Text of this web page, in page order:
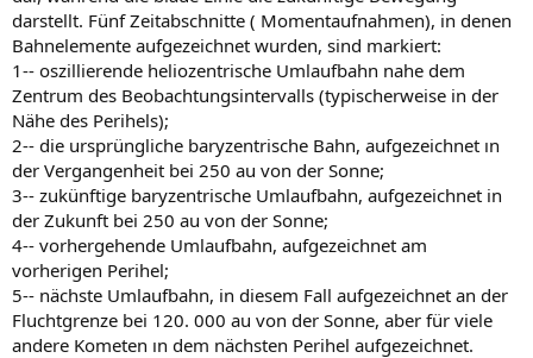
darstellt. Fünf Zeitabschnitte ( Momentaufnahmen), in denen
Bahnelemente aufgezeichnet wurden, sind markiert:
1-- oszillierende heliozentrische Umlaufbahn nahe dem
Zentrum des Beobachtungsintervalls (typischerweise in der
Nähe des Perihels);
2-- die ursprüngliche baryzentrische Bahn, aufgezeichnet ın
der Vergangenheit bei 250 au von der Sonne;
3-- zukünftige baryzentrische Umlaufbahn, aufgezeichnet in
der Zukunft bei 250 au von der Sonne;
4-- vorhergehende Umlaufbahn, aufgezeichnet am
vorherigen Perihel;
5-- nächste Umlaufbahn, in diesem Fall aufgezeichnet an der
Fluchtgrenze bei 120. 000 au von der Sonne, aber für viele
andere Kometen ın dem nächsten Perihel aufgezeichnet.